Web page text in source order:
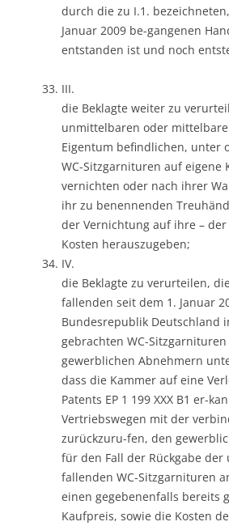
durch die zu I.1.
Januar 2009 be-gangenen
entstanden ist und noch
III.
die Beklagte weiter zu
unmittelbaren oder
Eigentum befindlichen, unter
WC-Sitzgarnituren auf eigene
vernichten oder nach ihrer
ihr zu benennenden
der Vernichtung auf ihre – der
Kosten herauszugeben;
IV.
die Beklagte zu verurteilen,
fallenden seit dem 1. Januar
Bundesrepublik Deutschland
gebrachten WC-
gewerblichen Abnehmern
dass die Kammer auf eine
Patents EP 1 199 XXX B1 er-
Vertriebswegen mit der
zurückzuru-fen, den
für den Fall der Rückgabe der
fallenden WC-Sitzgarnituren
einen gegebenenfalls bereits
Kaufpreis, sowie die Kosten